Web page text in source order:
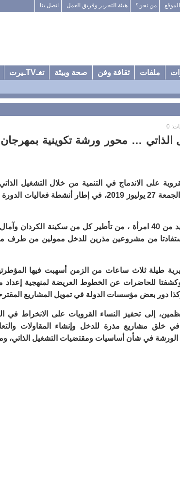
من نحن؟ هيئة التحرير وفريق العمل اتصل بنا
ملفات ثقافة وفن صحة وبيئة تغـTVـيرت
0
الذاتي … محور ورشة تكوينية
على الاندماج في التنمية من خلال التشغيل
ورشة تكوينية نُظمت صباح أمس الجمعة 27 يوليوز 2019، في إطار أنشطة
الورشة ، التي عرفت مشاركة أزيد من 40 امرأة ، من تأطير كل من سكينة الكردان
استفادتا من مشروعين مذرين للدخل ممولين من
طيلة ثلاث ساعات من الزمن أسهبت فيها
للحاضرات عن الخطوط العريضة لمنهجية
دور بعض مؤسسات الدولة في تمويل المشاريع
إلى تحفيز النساء القرويات على الانخراط في
خلق مشاريع مذرة للدخل وإنشاء المقاولات
الورشة في شأن أساسيات ومقتضيات التشغيل الذاتي،